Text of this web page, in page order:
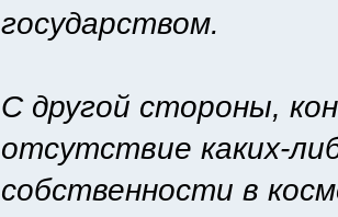
государством.
С другой стороны,
отсутствие каких-
собственности в